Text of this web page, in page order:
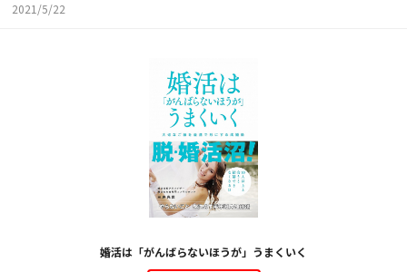
2021/5/22
婚活は「がんばらないほうが」うまくいく